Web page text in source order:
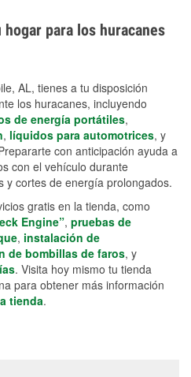
Evitar el agua estancada y
de respaldo son
efectivas.
para los huracanes
AL, tienes a tu disposición
los huracanes, incluyendo
de energía portátiles,
, líquidos para automotrices, y
con anticipación ayuda a
con el vehículo durante
y cortes de energía prolongados.
gratis en la tienda, como
Engine”, pruebas de
, instalación de
de bombillas de faros, y
. Visita hoy mismo tu tienda
para obtener más información
tienda.